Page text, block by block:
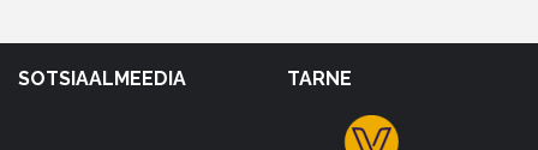
SOTSIAALMEEDIA TARNE